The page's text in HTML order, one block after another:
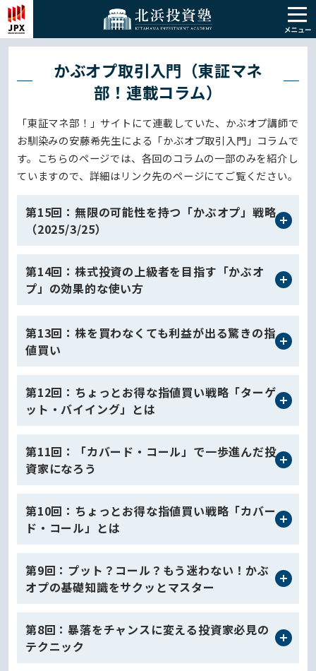
かぶオプ取引入門（東証マネ
部！連載コラム）
「東証マネ部！」サイトにて連載していた、かぶオプ講師で
お馴染みの安藤希先生による「かぶオプ取引入門」コラムで
す。こちらのページでは、各回のコラムの一部のみを紹介し
ていますので、詳細はリンク先のページにてご覧ください。
第15回：無限の可能性を持つ「かぶオプ」戦略
（2025/3/25）
第14回：株式投資の上級者を目指す「かぶオ
プ」の効果的な使い方
第13回：株を買わなくても利益が出る驚きの指
値買い
第12回：ちょっとお得な指値買い戦略「ターゲ
ット・バイイング」とは
第11回：「カバード・コール」で一歩進んだ投
資家になろう
第10回：ちょっとお得な指値買い戦略「カバー
ド・コール」とは
第9回：プット？コール？もう迷わない！かぶ
オプの基礎知識をサクッとマスター
第8回：暴落をチャンスに変える投資家必見の
テクニック